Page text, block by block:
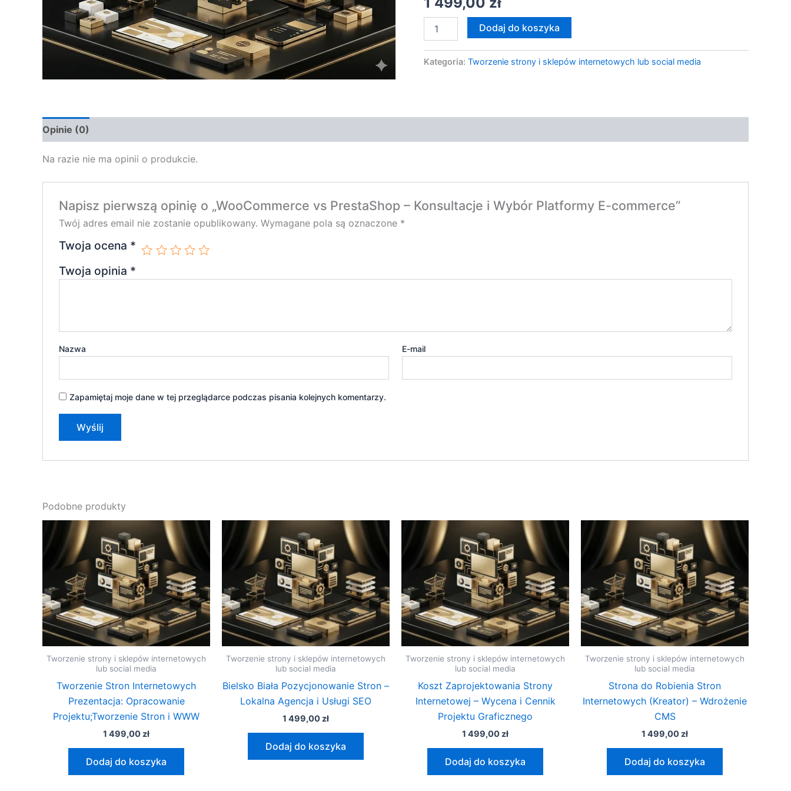
commerce
Dodaj do koszyka
Kategoria: Tworzenie strony i sklepów internetowych lub social media
Opinie (0)
Na razie nie ma opinii o produkcie.
Napisz pierwszą opinię o „WooCommerce vs PrestaShop – Konsultacje i Wybór Platformy E-commerce”
Twój adres email nie zostanie opublikowany. Wymagane pola są oznaczone *
Twoja ocena *
Twoja opinia *
Nazwa E-mail
Zapamiętaj moje dane w tej przeglądarce podczas pisania kolejnych komentarzy.
Podobne produkty
Tworzenie strony i sklepów internetowych
lub social media
Tworzenie Stron Internetowych
Prezentacja: Opracowanie
Projektu;Tworzenie Stron i WWW
1 499,00 zł
Dodaj do koszyka
Tworzenie strony i sklepów internetowych
lub social media
Bielsko Biała Pozycjonowanie Stron –
Lokalna Agencja i Usługi SEO
1 499,00 zł
Dodaj do koszyka
Tworzenie strony i sklepów internetowych
lub social media
Koszt Zaprojektowania Strony
Internetowej – Wycena i Cennik
Projektu Graficznego
1 499,00 zł
Dodaj do koszyka
Tworzenie strony i sklepów internetowych
lub social media
Strona do Robienia Stron
Internetowych (Kreator) – Wdrożenie
CMS
1 499,00 zł
Dodaj do koszyka